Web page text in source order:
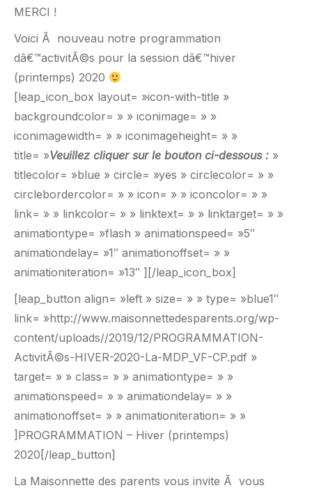
MERCI !
Voici Ã nouveau notre programmation
dâ€™activitÃ©s pour la session dâ€™hiver
(printemps) 2020
[leap_icon_box layout= »icon-with-title »
backgroundcolor= » » iconimage= » »
iconimagewidth= » » iconimageheight= » »
title= »Veuillez cliquer sur le bouton ci-dessous : »
titlecolor= »blue » circle= »yes » circlecolor= » »
circlebordercolor= » » icon= » » iconcolor= » »
link= » » linkcolor= » » linktext= » » linktarget= » »
animationtype= »flash » animationspeed= »5″
animationdelay= »1″ animationoffset= » »
animationiteration= »13″ ][/leap_icon_box]
[leap_button align= »left » size= » » type= »blue1″
link= »http://www.maisonnettedesparents.org/wp-
content/uploads//2019/12/PROGRAMMATION-
ActivitÃ©s-HIVER-2020-La-MDP_VF-CP.pdf »
target= » » class= » » animationtype= » »
animationspeed= » » animationdelay= » »
animationoffset= » » animationiteration= » »
]PROGRAMMATION – Hiver (printemps)
2020[/leap_button]
La Maisonnette des parents vous invite Ã vous